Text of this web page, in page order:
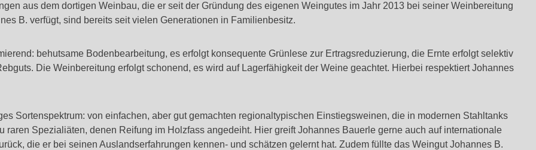
aus dem dortigen Weinbau, die er seit der Gründung des eigenen Weingutes im Jahr 2013 bei seiner Weinbereitung
B. verfügt, sind bereits seit vielen Generationen in Familienbesitz.
behutsame Bodenbearbeitung, es erfolgt konsequente Grünlese zur Ertragsreduzierung, die Ernte erfolgt selektiv
Die Weinbereitung erfolgt schonend, es wird auf Lagerfähigkeit der Weine geachtet. Hierbei respektiert Johannes
Sortenspektrum: von einfachen, aber gut gemachten regionaltypischen Einstiegsweinen, die in modernen Stahltanks
Spezialiäten, denen Reifung im Holzfass angedeiht. Hier greift Johannes Bauerle gerne auch auf internationale
die er bei seinen Auslandserfahrungen kennen- und schätzen gelernt hat. Zudem füllte das Weingut Johannes B.